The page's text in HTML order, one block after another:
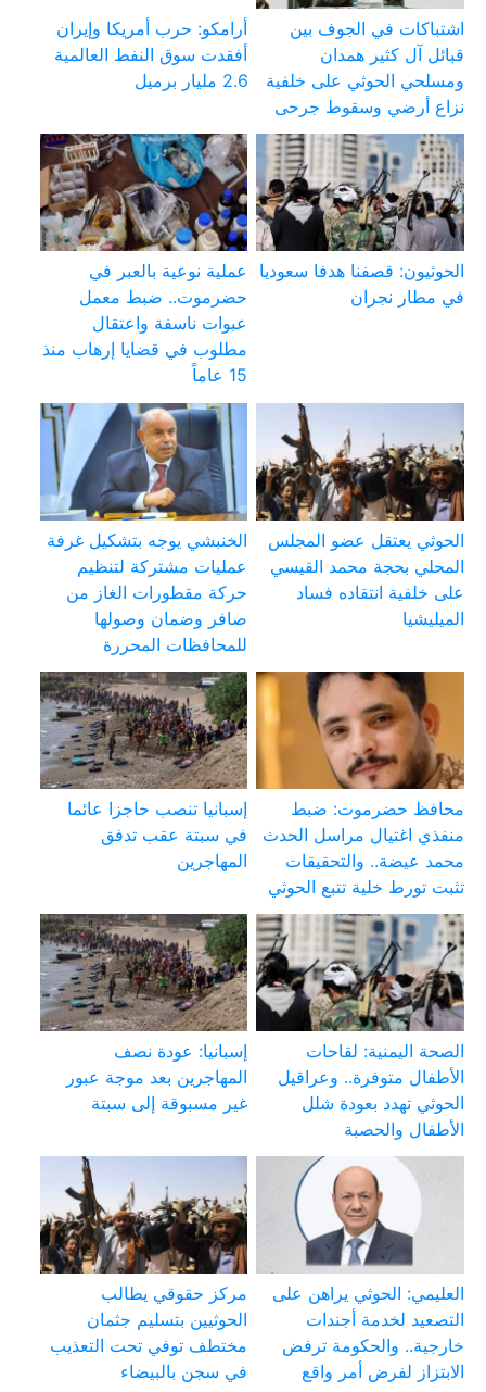
اشتباكات في الجوف بين
قبائل آل كثير همدان
ومسلحي الحوثي على خلفية
نزاع أرضي وسقوط جرحى
أرامكو: حرب أمريكا وإيران
أفقدت سوق النفط العالمية
2.6 مليار برميل
الحوثيون: قصفنا هدفا سعوديا
في مطار نجران
عملية نوعية بالعبر في
حضرموت.. ضبط معمل
عبوات ناسفة واعتقال
مطلوب في قضايا إرهاب منذ
15 عاماً
الحوثي يعتقل عضو المجلس
المحلي بحجة محمد القيسي
على خلفية انتقاده فساد
الميليشيا
الخنبشي يوجه بتشكيل غرفة
عمليات مشتركة لتنظيم
حركة مقطورات الغاز من
صافر وضمان وصولها
للمحافظات المحررة
محافظ حضرموت: ضبط
منفذي اغتيال مراسل الحدث
محمد عيضة.. والتحقيقات
تثبت تورط خلية تتبع الحوثي
إسبانيا تنصب حاجزا عائما
في سبتة عقب تدفق
المهاجرين
الصحة اليمنية: لقاحات
الأطفال متوفرة.. وعراقيل
الحوثي تهدد بعودة شلل
الأطفال والحصبة
إسبانيا: عودة نصف
المهاجرين بعد موجة عبور
غير مسبوقة إلى سبتة
العليمي: الحوثي يراهن على
التصعيد لخدمة أجندات
خارجية.. والحكومة ترفض
الابتزاز لفرض أمر واقع
مركز حقوقي يطالب
الحوثيين بتسليم جثمان
مختطف توفي تحت التعذيب
في سجن بالبيضاء